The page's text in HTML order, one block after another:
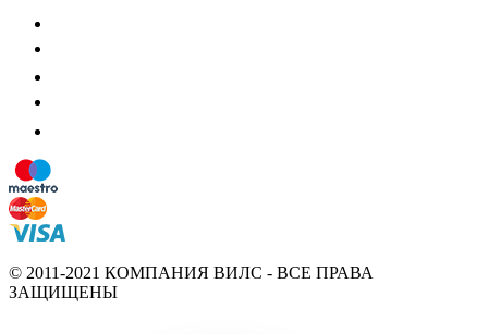
© 2011-2021 КОМПАНИЯ ВИЛС - ВСЕ ПРАВА
ЗАЩИЩЕНЫ